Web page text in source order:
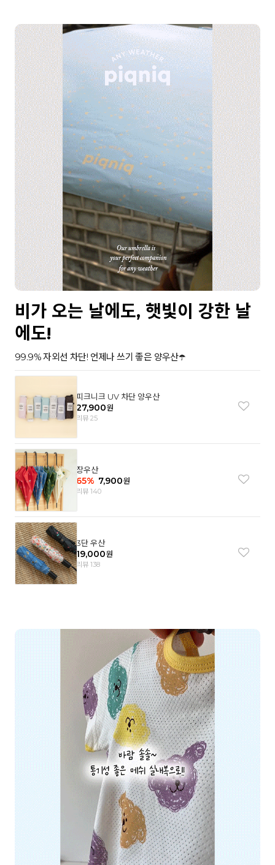
비가 오는 날에도, 햇빛이 강한 날
에도!
99.9% 자외선 차단! 언제나 쓰기 좋은 양우산☂️
피크니크 UV 차단 양우산
27,900원
리뷰 25
장우산
65% 7,900원
리뷰 140
3단 우산
19,000원
리뷰 138